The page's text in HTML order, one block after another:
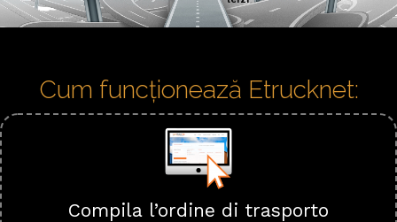
Cum funcționează Etrucknet:
Compila l’ordine di trasporto